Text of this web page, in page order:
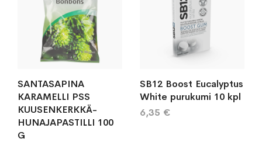
SANTASAPINA
KARAMELLI PSS
KUUSENKERKKÄ-
HUNAJAPASTILLI 100
G
SB12 Boost Eucalyptus
White purukumi 10 kpl
6,35 €